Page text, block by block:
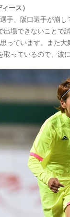
ース）
手、阪口選手が崩
場できないことで
っています。また
っているので、波